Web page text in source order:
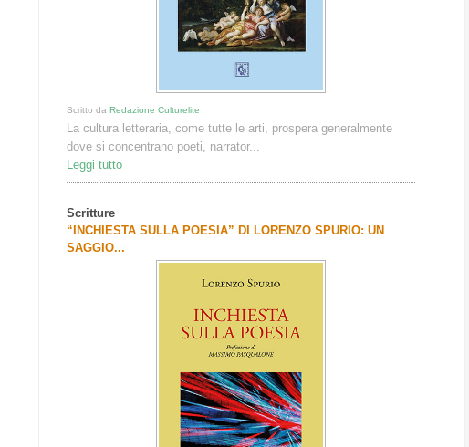
Scritto daRedazione Culturelite
La cultura letteraria, come tutte le arti, prospera generalmente
dove si concentrano poeti, narrator...
Leggi tutto
Scritture
“INCHIESTA SULLA POESIA” DI LORENZO SPURIO: UN
SAGGIO...